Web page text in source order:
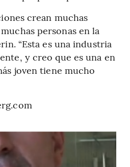
crean muchas
personas en la
“Esta es una industria
y creo que es una en
joven tiene mucho